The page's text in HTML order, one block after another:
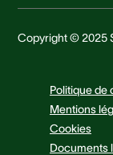
Copyright © 2025
Politique de
Mentions
Cookies
Documents